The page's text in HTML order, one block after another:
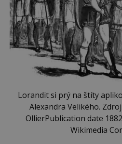
Lorandit si prý na štíty
Alexandra Velikého.
OllierPublication date
Wikimedia